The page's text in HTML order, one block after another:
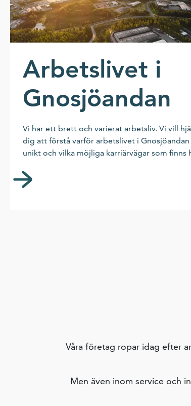
Arbetslivet i
Gnosjöandan
Vi har ett brett och varierat arbetsliv. Vi vill
dig att förstå varför arbetslivet i Gnosjöandan
unikt och vilka möjliga karriärvägar som finns
Våra företag ropar idag efter
Men även inom service och